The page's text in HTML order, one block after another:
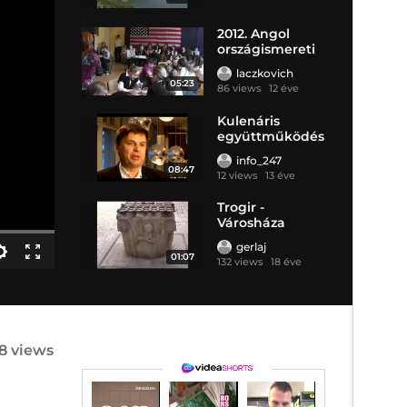
05:23
2012. Angol
országismereti
vetélkedő
laczkovich
86 views 12 éve
08:47
Kulenáris
együttműködés
a határ két
oldalán
info_247
12 views 13 éve
01:07
Trogir -
Városháza
gerlaj
132 views 18 éve
views